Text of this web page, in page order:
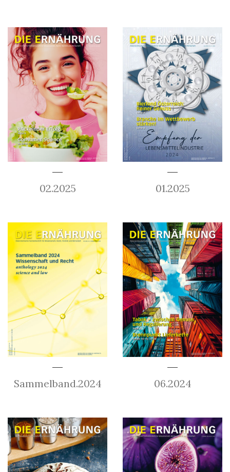
02.2025 01.2025
Sammelband.2024 06.2024